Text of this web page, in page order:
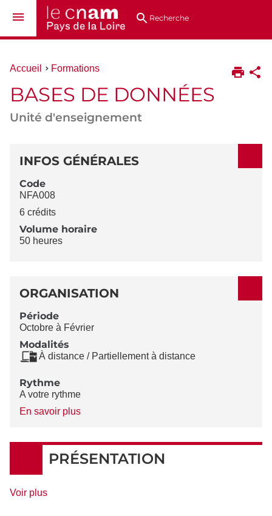
au
directsRecherche
Vous
ici :
Accueil Formations
BASES DE DONNÉES
Unité d'enseignement
DÉTAILS
INFOS GÉNÉRALES
Code
NFA008
6 crédits
Volume horaire
50 heures
ORGANISATION
Période
Octobre à Février
Modalités
À distance / Partiellement à distance
Rythme
A votre rythme
En savoir plusà
Rythme
PRÉSENTATION
Voir plusde